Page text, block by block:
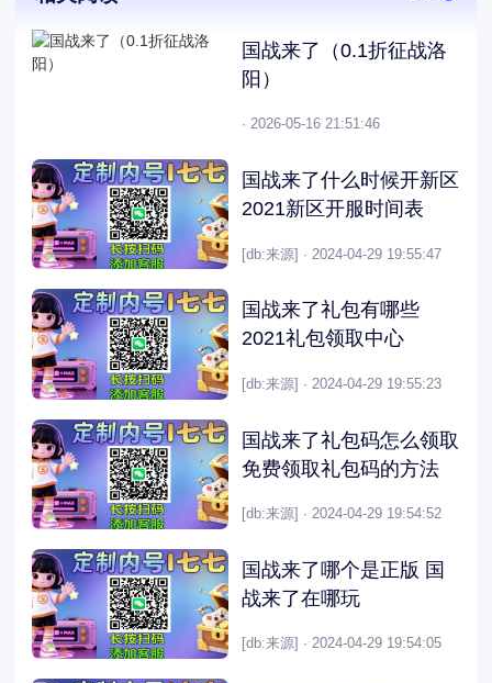
国战来了（0.1折征战洛
阳）
· 2026-05-16 21:51:46
国战来了什么时候开新区
2021新区开服时间表
[db:来源] · 2024-04-29 19:55:47
国战来了礼包有哪些
2021礼包领取中心
[db:来源] · 2024-04-29 19:55:23
国战来了礼包码怎么领取
免费领取礼包码的方法
[db:来源] · 2024-04-29 19:54:52
国战来了哪个是正版 国
战来了在哪玩
[db:来源] · 2024-04-29 19:54:05